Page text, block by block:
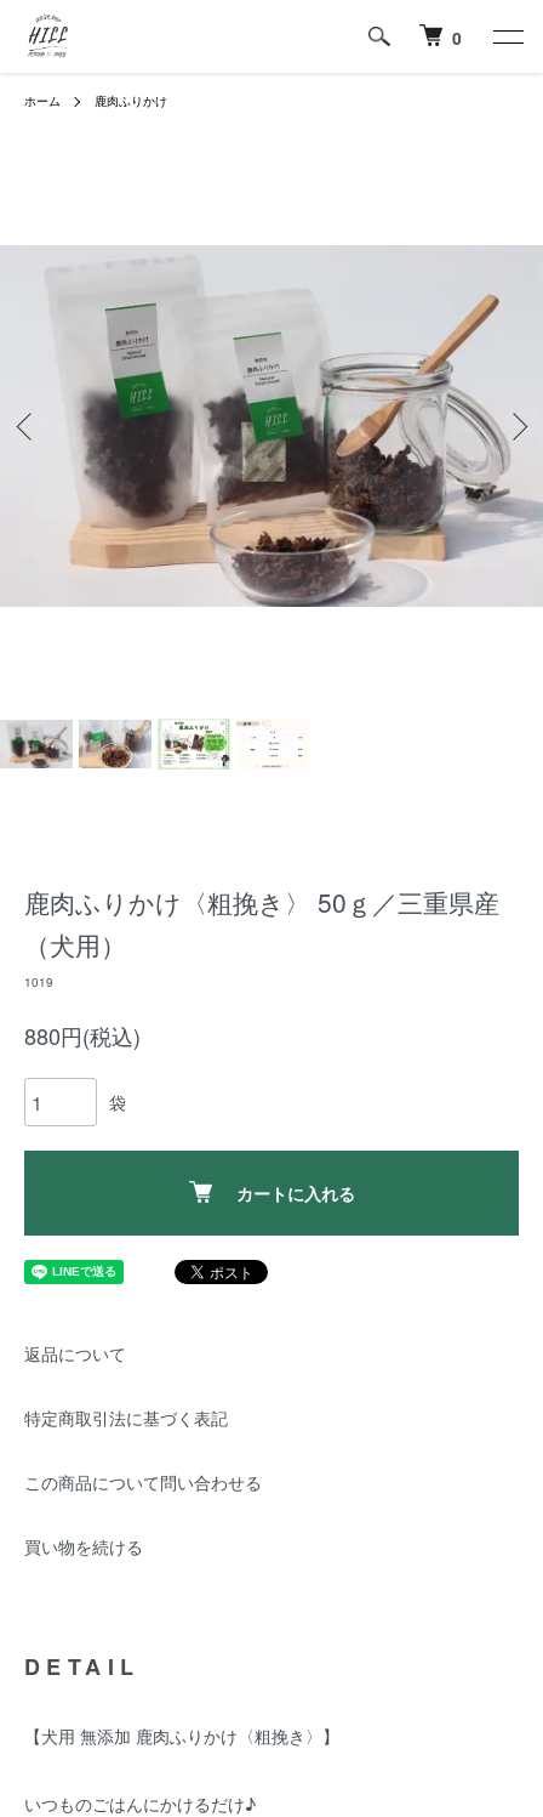
0
ホーム 鹿肉ふりかけ
鹿肉ふりかけ〈粗挽き〉 50ｇ／三重県産
（犬用）
1019
880円(税込)
袋
カートに入れる
返品について
特定商取引法に基づく表記
この商品について問い合わせる
買い物を続ける
DETAIL
【犬用 無添加 鹿肉ふりかけ〈粗挽き〉】
いつものごはんにかけるだけ♪